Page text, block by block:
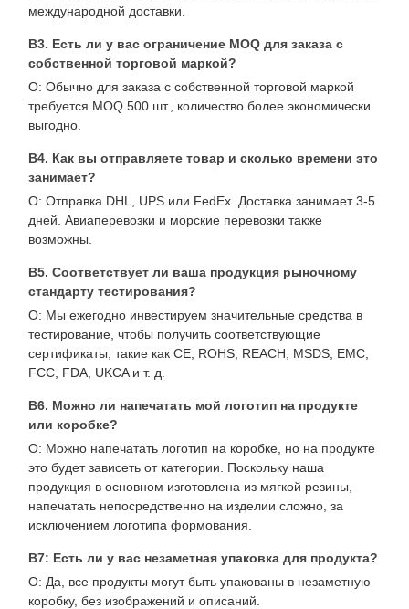
международной доставки.
В3. Есть ли у вас ограничение MOQ для заказа с
собственной торговой маркой?
О: Обычно для заказа с собственной торговой маркой
требуется MOQ 500 шт., количество более экономически
выгодно.
В4. Как вы отправляете товар и сколько времени это
занимает?
О: Отправка DHL, UPS или FedEx. Доставка занимает 3-5
дней. Авиаперевозки и морские перевозки также
возможны.
В5. Соответствует ли ваша продукция рыночному
стандарту тестирования?
О: Мы ежегодно инвестируем значительные средства в
тестирование, чтобы получить соответствующие
сертификаты, такие как CE, ROHS, REACH, MSDS, EMC,
FCC, FDA, UKCA и т. д.
В6. Можно ли напечатать мой логотип на продукте
или коробке?
О: Можно напечатать логотип на коробке, но на продукте
это будет зависеть от категории. Поскольку наша
продукция в основном изготовлена из мягкой резины,
напечатать непосредственно на изделии сложно, за
исключением логотипа формования.
В7: Есть ли у вас незаметная упаковка для продукта?
О: Да, все продукты могут быть упакованы в незаметную
коробку, без изображений и описаний.